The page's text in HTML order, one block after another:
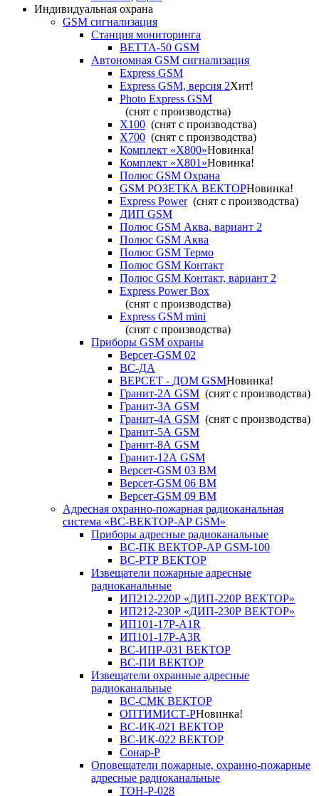
Индивидуальная охрана
GSM сигнализация
Станция мониторинга
ВЕТТА-50 GSM
Автономная GSM сигнализация
Express GSM
Express GSM, версия 2Хит!
Photo Express GSM
(снят с производства)
X100 (снят с производства)
X700 (снят с производства)
Комплект «X800»Новинка!
Комплект «X801»Новинка!
Полюс GSM Охрана
GSM РОЗЕТКА ВЕКТОРНовинка!
Express Power(снят с производства)
ДИП GSM
Полюс GSM Аква, вариант 2
Полюс GSM Аква
Полюс GSM Термо
Полюс GSM Контакт
Полюс GSM Контакт, вариант 2
Express Power Box
(снят с производства)
Express GSM mini
(снят с производства)
Приборы GSM охраны
Версет-GSM 02
ВС-ДА
ВЕРСЕТ - ДОМ GSMНовинка!
Гранит-2А GSM (снят с производства)
Гранит-3А GSM
Гранит-4А GSM (снят с производства)
Гранит-5А GSM
Гранит-8А GSM
Гранит-12А GSM
Версет-GSM 03 ВМ
Версет-GSM 06 ВМ
Версет-GSM 09 ВМ
Адресная охранно-пожарная радиоканальная
система «ВС-ВЕКТОР-АР GSM»
Приборы адресные радиоканальные
ВС-ПК ВЕКТОР-АР GSM-100
ВС-РТР ВЕКТОР
Извещатели пожарные адресные
радиоканальные
ИП212-220Р «ДИП-220Р ВЕКТОР»
ИП212-230Р «ДИП-230Р ВЕКТОР»
ИП101-17Р-A1R
ИП101-17Р-A3R
ВС-ИПР-031 ВЕКТОР
ВС-ПИ ВЕКТОР
Извещатели охранные адресные
радиоканальные
ВС-СМК ВЕКТОР
ОПТИМИСТ-РНовинка!
ВС-ИК-021 ВЕКТОР
ВС-ИК-022 ВЕКТОР
Сонар-Р
Оповещатели пожарные, охранно-пожарные
адресные радиоканальные
ТОН-Р-028